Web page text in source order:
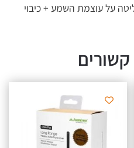
עוצמת השמע + כיבוי